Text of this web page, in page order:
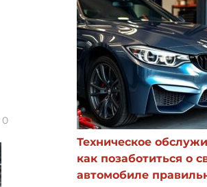
0
Техническое
как позаботиться о
автомобиле